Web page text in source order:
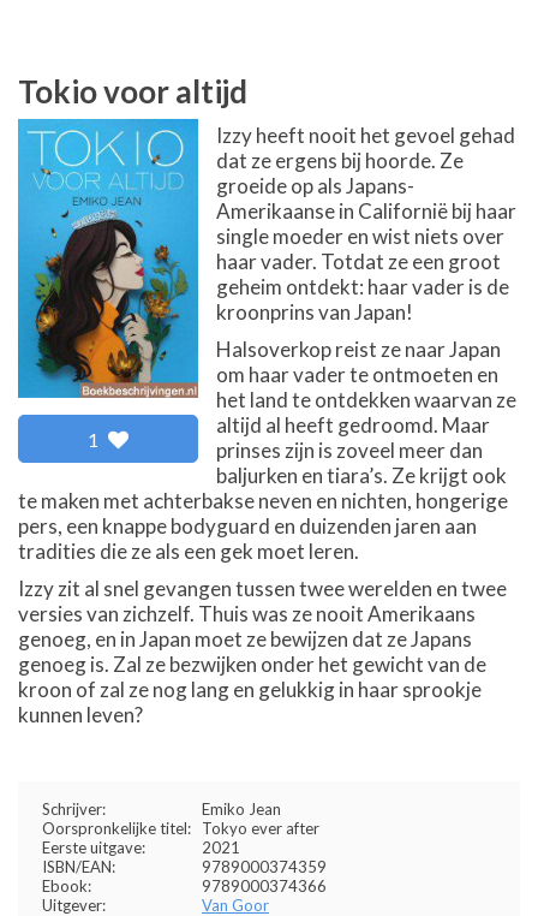
Tokio voor altijd
1
Izzy heeft nooit het gevoel gehad
dat ze ergens bij hoorde. Ze
groeide op als Japans-
Amerikaanse in Californië bij haar
single moeder en wist niets over
haar vader. Totdat ze een groot
geheim ontdekt: haar vader is de
kroonprins van Japan!
Halsoverkop reist ze naar Japan
om haar vader te ontmoeten en
het land te ontdekken waarvan ze
altijd al heeft gedroomd. Maar
prinses zijn is zoveel meer dan
baljurken en tiara’s. Ze krijgt ook
te maken met achterbakse neven en nichten, hongerige
pers, een knappe bodyguard en duizenden jaren aan
tradities die ze als een gek moet leren.
Izzy zit al snel gevangen tussen twee werelden en twee
versies van zichzelf. Thuis was ze nooit Amerikaans
genoeg, en in Japan moet ze bewijzen dat ze Japans
genoeg is. Zal ze bezwijken onder het gewicht van de
kroon of zal ze nog lang en gelukkig in haar sprookje
kunnen leven?
Schrijver:
Emiko Jean
Oorspronkelijke titel:
Tokyo ever after
Eerste uitgave:
2021
ISBN/EAN:
9789000374359
Ebook:
9789000374366
Uitgever:
Van Goor